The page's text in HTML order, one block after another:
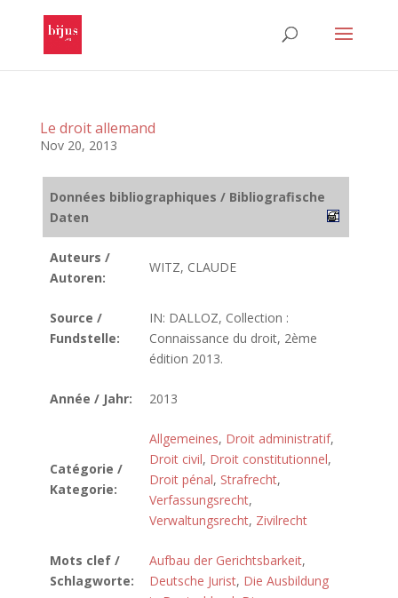
Le droit allemand
Nov 20, 2013
Données bibliographiques / Bibliografische
Daten
Auteurs /
Autoren:
WITZ, CLAUDE
Source /
Fundstelle:
IN: DALLOZ, Collection :
Connaissance du droit, 2ème
édition 2013.
Année / Jahr: 2013
Catégorie /
Kategorie:
Allgemeines, Droit administratif,
Droit civil, Droit constitutionnel,
Droit pénal, Strafrecht,
Verfassungsrecht,
Verwaltungsrecht, Zivilrecht
Mots clef /
Schlagworte:
Aufbau der Gerichtsbarkeit,
Deutsche Jurist, Die Ausbildung